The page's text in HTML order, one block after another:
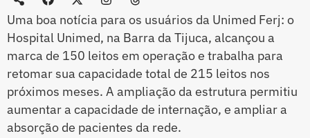
Uma boa notícia para os usuários da Unimed Ferj: o
Hospital Unimed, na Barra da Tijuca, alcançou a
marca de 150 leitos em operação e trabalha para
retomar sua capacidade total de 215 leitos nos
próximos meses. A ampliação da estrutura permitiu
aumentar a capacidade de internação, e ampliar a
absorção de pacientes da rede.